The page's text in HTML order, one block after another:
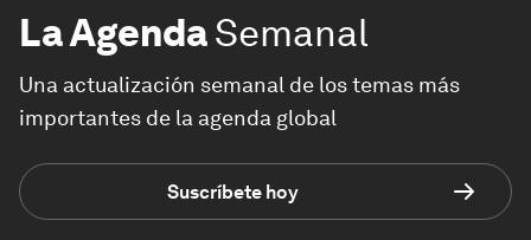
La AgendaSemanal
Una actualización semanal de los temas más
importantes de la agenda global
Suscríbete hoy